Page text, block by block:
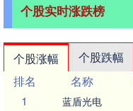
个股实时涨跌榜
个股涨幅 个股跌幅
排名
名称
1
蓝盾光电